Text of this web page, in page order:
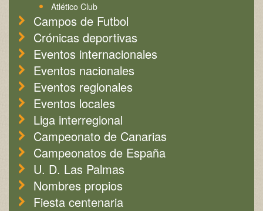
Atlético Club
Campos de Futbol
Crónicas deportivas
Eventos internacionales
Eventos nacionales
Eventos regionales
Eventos locales
Liga interregional
Campeonato de Canarias
Campeonatos de España
U. D. Las Palmas
Nombres propios
Fiesta centenaria